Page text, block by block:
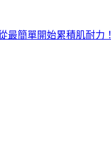
最簡單開始累積肌耐力！